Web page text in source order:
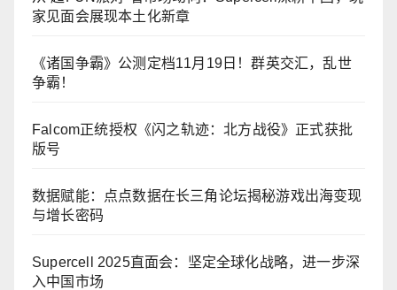
家见面会展现本土化新章
《诸国争霸》公测定档11月19日！群英交汇，乱世
争霸！
Falcom正统授权《闪之轨迹：北方战役》正式获批
版号
数据赋能：点点数据在长三角论坛揭秘游戏出海变现
与增长密码
Supercell 2025直面会：坚定全球化战略，进一步深
入中国市场